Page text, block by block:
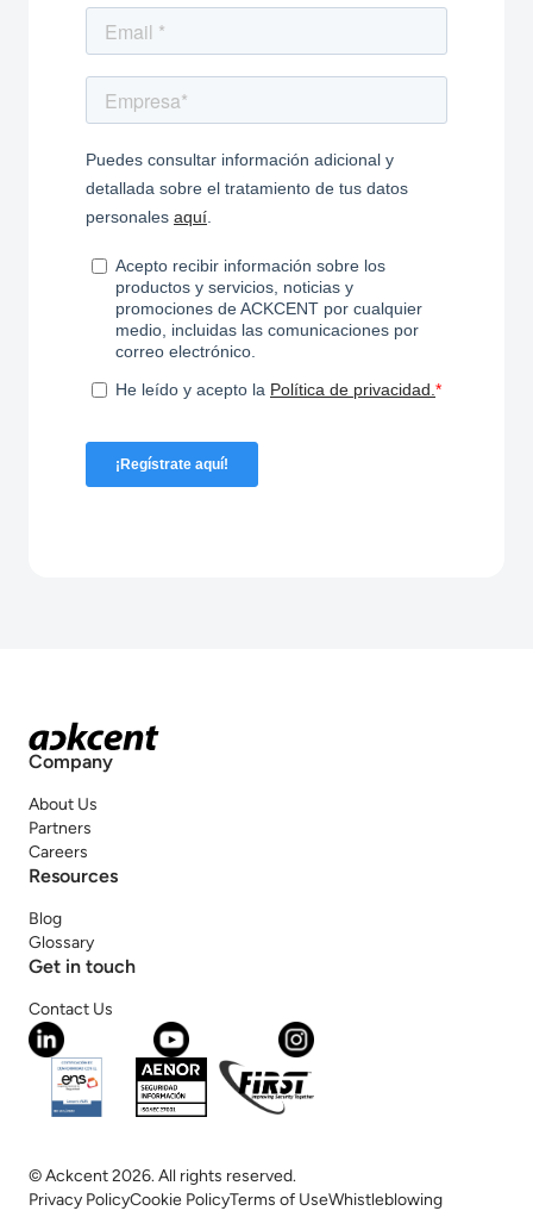
Company
About Us
Partners
Careers
Resources
Blog
Glossary
Get in touch
Contact Us
© Ackcent 2026. All rights reserved.
Privacy PolicyCookie PolicyTerms of UseWhistleblowing